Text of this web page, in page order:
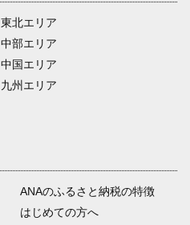
東北エリア
中部エリア
中国エリア
九州エリア
ANAのふるさと納税の特徴
はじめての方へ